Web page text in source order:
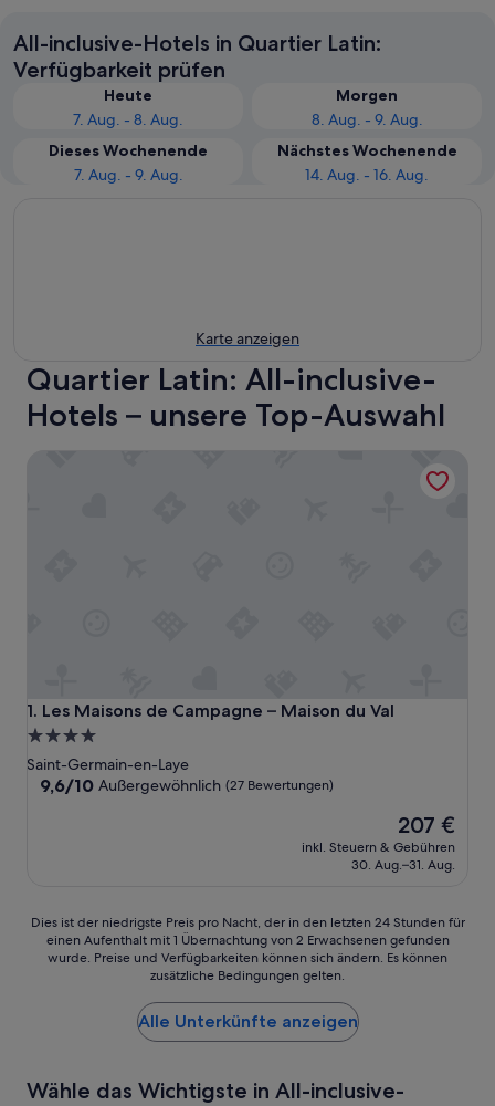
All-inclusive-Hotels in Quartier Latin:
Verfügbarkeit prüfen
Heute
7. Aug. - 8. Aug.
Morgen
8. Aug. - 9. Aug.
Dieses Wochenende
7. Aug. - 9. Aug.
Nächstes Wochenende
14. Aug. - 16. Aug.
Karte anzeigen
Quartier Latin: All-inclusive-
Hotels – unsere Top-Auswahl
1. Les Maisons de Campagne – Maison du Val
Les Maisons de Campagne – Maison du Val
4.0-
Sterne-
Unterkunft
Saint-Germain-en-Laye
9.6
9,6/10 Außergewöhnlich (27 Bewertungen)
Der
Preis
beträgt
207 €
inkl. Steuern & Gebühren
30. Aug.–31. Aug.
Dies
der
in
den
Dies ist der niedrigste Preis pro Nacht, der in den letzten 24 Stunden für
einen Aufenthalt mit 1 Übernachtung von 2 Erwachsenen gefunden
wurde. Preise und Verfügbarkeiten können sich ändern. Es können
zusätzliche Bedingungen gelten.
Alle Unterkünfte anzeigen
Wähle das Wichtigste in All-inclusive-